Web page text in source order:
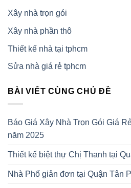
Xây nhà trọn gói
Xây nhà phần thô
Thiết kế nhà tại tphcm
Sửa nhà giá rẻ tphcm
BÀI VIẾT CÙNG CHỦ ĐỀ
Báo Giá Xây Nhà Trọn Gói Giá
năm 2025
Thiết kế biệt thự Chị Thanh tại
Nhà Phố giản đơn tại Quận Tân